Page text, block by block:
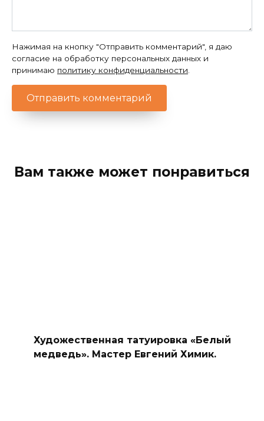
Нажимая на кнопку "Отправить комментарий", я даю
согласие на обработку персональных данных и
принимаю политику конфиденциальности
Вам также может понравиться
Художественная татуировка «Белый
медведь». Мастер Евгений Химик.